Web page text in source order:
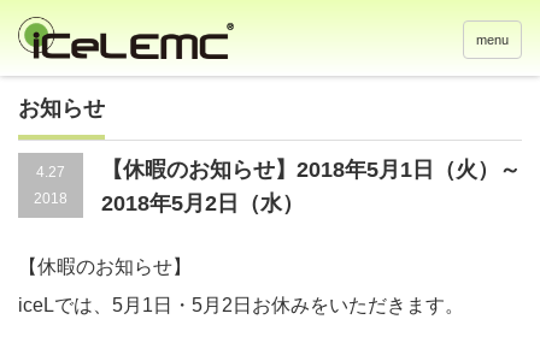
menu
お知らせ
4.27
2018
【休暇のお知らせ】2018年5月1日（火）～
2018年5月2日（水）
【休暇のお知らせ】
iceLでは、5月1日・5月2日お休みをいただきます。